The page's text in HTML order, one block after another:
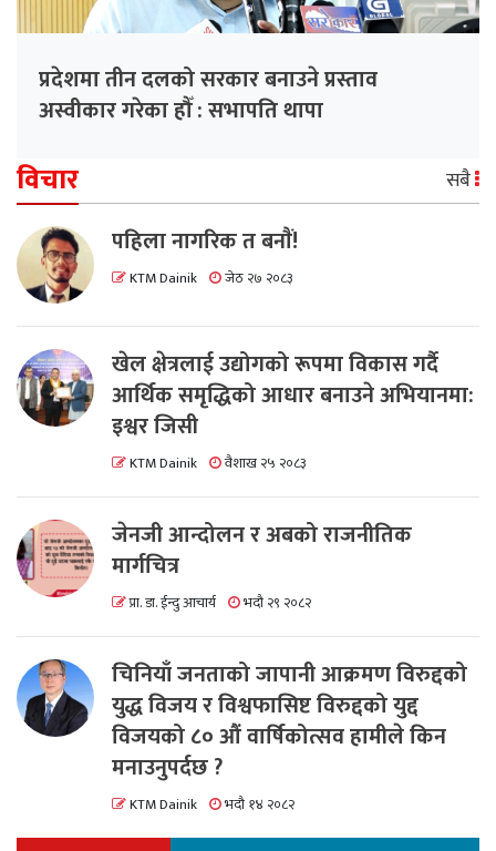
प्रदेशमा तीन दलको सरकार बनाउने प्रस्ताव
अस्वीकार गरेका हौँ : सभापति थापा
विचार सबै
पहिला नागरिक त बनाैं!
KTM Dainik जेठ २७ २०८३
खेल क्षेत्रलाई उद्योगको रूपमा विकास गर्दै
आर्थिक समृद्धिको आधार बनाउने अभियानमा:
इश्वर जिसी
KTM Dainik वैशाख २५ २०८३
जेनजी आन्दोलन र अबको राजनीतिक
मार्गचित्र
प्रा. डा. ईन्दु आचार्य भदौ २९ २०८२
चिनियाँ जनताको जापानी आक्रमण विरुद्दको
युद्ध विजय र विश्वफासिष्ट विरुद्दको युद्द
विजयको ८० औं वार्षिकोत्सव हामीले किन
मनाउनुपर्दछ ?
KTM Dainik भदौ १४ २०८२